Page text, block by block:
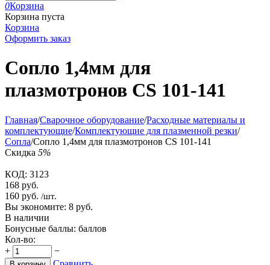
0Корзина
Корзина пуста
Корзина
Оформить заказ
Сопло 1,4мм для
плазмотронов CS 101-141
Главная/Сварочное оборудование/Расходные материалы и
комплектующие/Комплектующие для плазменной резки/
Сопла/Сопло 1,4мм для плазмотронов CS 101-141
Скидка 5%
КОД: 3123
168 руб.
160 руб. /шт.
Вы экономите: 8 руб.
В наличии
Бонусные баллы: баллов
Кол-во:
+
−